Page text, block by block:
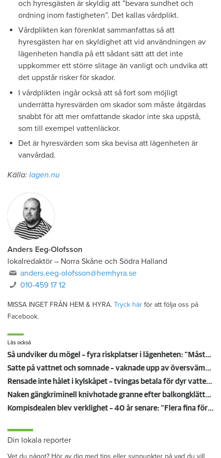
och hyresgästen är skyldig att ”bevara sundhet och
ordning inom fastigheten”. Det kallas vårdplikt.
Vårdplikten kan förenklat sammanfattas så att
hyresgästen har en skyldighet att vid användningen av
lägenheten handla på ett sådant sätt att det inte
uppkommer ett större slitage än vanligt och undvika att
det uppstår risker för skador.
I vårdplikten ingår också att så fort som möjligt
underrätta hyresvärden om skador som måste åtgärdas
snabbt för att mer omfattande skador inte ska uppstå,
som till exempel vattenläckor.
Det är hyresvärden som ska bevisa att lägenheten är
vanvårdad.
Källa: lagen.nu
Anders Eeg-Olofsson
lokalredaktör – Norra Skåne och Södra Halland
anders.eeg-olofsson@hemhyra.se
010-459 17 12
MISSA INGET FRÅN HEM & HYRA.
Läs också
Satte på vattnet och somnade – vaknade upp av översvämning hos grannen
Naken gängkriminell knivhotade granne efter balkongklättring
Din lokala reporter